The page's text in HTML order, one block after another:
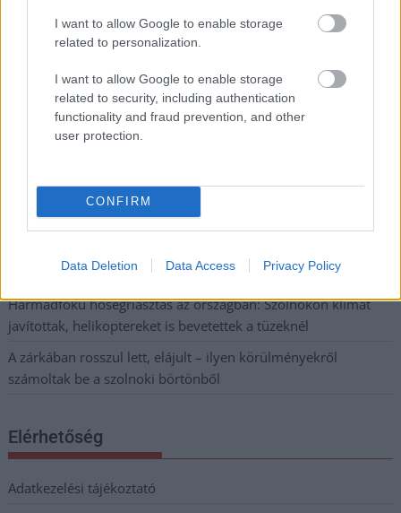
I want to allow Google to enable storage
related to personalization.
I want to allow Google to enable storage
related to security, including authentication
functionality and fraud prevention, and other
user protection.
CONFIRM
Data Deletion Data Access Privacy Policy
kapott, más fideszesek még kevesebbet vittek haza
további üzemeltetését
Csendélet 5.0: alig balesetveszélyes lépcső és remek
állapotban levő buszmegálló mutatja, hogy Szolnok mennyire
Pénteken újra csökken a benzin és a gázolaj ára is
Napokon belül megválasztja az új köztársasági elnököt az
Kiterjedt tüzek pusztítanak az országban, köztük Karcagon
Harmadfokú hőségriasztás az országban: Szolnokon klímát
javítottak, helikoptereket is bevetettek a tüzeknél
A zárkában rosszul lett, elájult – ilyen körülményekről
számoltak be a szolnoki börtönből
Elérhetőség
Adatkezelési tájékoztató